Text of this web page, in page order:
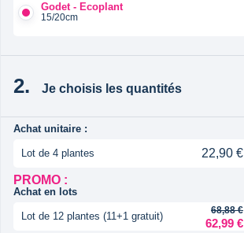
Godet - Ecoplant
15/20cm
Je choisis les quantités
Achat unitaire :
Lot de 4 plantes
22,90 €
PROMO :
Achat en lots
Lot de 12 plantes (11+1 gratuit) 68,88 €
62,99 €